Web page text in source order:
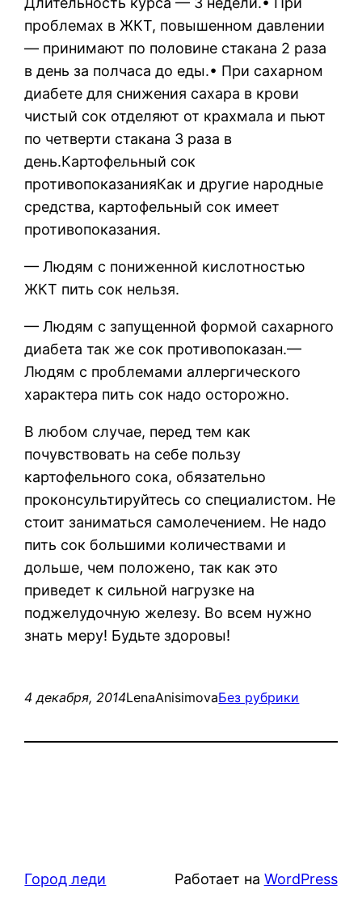
проблемах в ЖКТ, повышенном давлении
— принимают по половине стакана 2 раза
в день за полчаса до еды.• При сахарном
диабете для снижения сахара в крови
чистый сок отделяют от крахмала и пьют
по четверти стакана 3 раза в
день.Картофельный сок
противопоказанияКак и другие народные
средства, картофельный сок имеет
противопоказания.
— Людям с пониженной кислотностью
ЖКТ пить сок нельзя.
— Людям с запущенной формой сахарного
диабета так же сок противопоказан.—
Людям с проблемами аллергического
характера пить сок надо осторожно.
В любом случае, перед тем как
почувствовать на себе пользу
картофельного сока, обязательно
проконсультируйтесь со специалистом. Не
стоит заниматься самолечением. Не надо
пить сок большими количествами и
дольше, чем положено, так как это
приведет к сильной нагрузке на
поджелудочную железу. Во всем нужно
знать меру! Будьте здоровы!
4 декабря, 2014LenaAnisimovaБез рубрики
Город леди Работает на WordPress